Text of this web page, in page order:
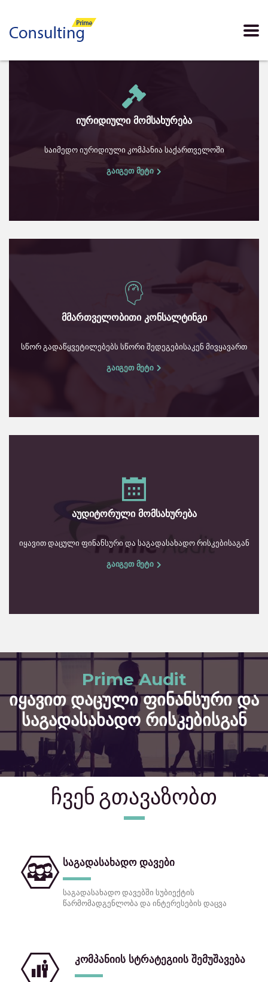
იურიდიული მომსახურება
საიმედო იურიდიული კომპანია საქართველოში
გაიგეთ მეტი
მმართველობითი კონსალტინგი
სწორ გადაწყვეტილებებს სწორი შედეგებისაკენ მივყავართ
გაიგეთ მეტი
აუდიტორული მომსახურება
იყავით დაცული ფინანსური და საგადასახადო რისკებისაგან
გაიგეთ მეტი
Prime Audit
იყავით დაცული ფინანსური და
საგადასახადო რისკებისგან
ჩვენ გთავაზობთ
საგადასახადო დავები
საგადასახადო დავებში სუბიექტის
წარმომადგენლობა და ინტერესების დაცვა
კომპანიის სტრატეგიის შემუშავება